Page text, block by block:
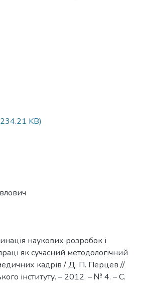
KB)
наукових розробок і
як сучасний методологічний
медичних кадрів / Д. П. Перцев //
інституту. – 2012. – № 4. – С.